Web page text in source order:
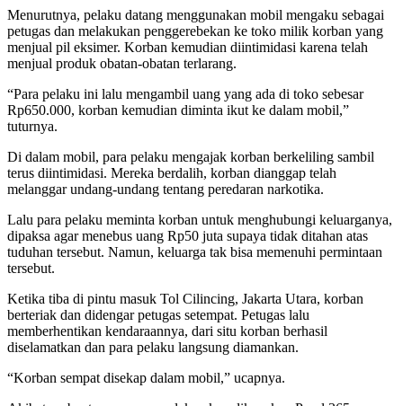
Menurutnya, pelaku datang menggunakan mobil mengaku sebagai
petugas dan melakukan penggerebekan ke toko milik korban yang
menjual pil eksimer. Korban kemudian diintimidasi karena telah
menjual produk obatan-obatan terlarang.
“Para pelaku ini lalu mengambil uang yang ada di toko sebesar
Rp650.000, korban kemudian diminta ikut ke dalam mobil,”
tuturnya.
Di dalam mobil, para pelaku mengajak korban berkeliling sambil
terus diintimidasi. Mereka berdalih, korban dianggap telah
melanggar undang-undang tentang peredaran narkotika.
Lalu para pelaku meminta korban untuk menghubungi keluarganya,
dipaksa agar menebus uang Rp50 juta supaya tidak ditahan atas
tuduhan tersebut. Namun, keluarga tak bisa memenuhi permintaan
tersebut.
Ketika tiba di pintu masuk Tol Cilincing, Jakarta Utara, korban
berteriak dan didengar petugas setempat. Petugas lalu
memberhentikan kendaraannya, dari situ korban berhasil
diselamatkan dan para pelaku langsung diamankan.
“Korban sempat disekap dalam mobil,” ucapnya.